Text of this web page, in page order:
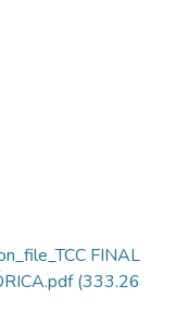
FINAL
(333.26